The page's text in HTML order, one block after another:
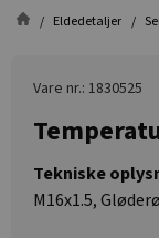
Eldedetaljer
Vare nr.: 1830525
Tekniske
M16x1.5,